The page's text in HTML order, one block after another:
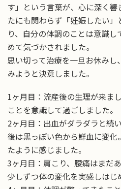
す」という言葉が、心に深く
たにも関わらず「妊娠したい
り、自分の体調のことは意識
めて気づかされました。
思い切って治療を一旦お休みし
みようと決意しました。
1ヶ月目：流産後の生理が来ま
ことを意識して過ごしました。
2ヶ月目：出血がダラダラと続
後は黒っぽい色から鮮血に変
たように感じました。
3ヶ月目：肩こり、腰痛はまだ
少しずつ体の変化を実感しはじ